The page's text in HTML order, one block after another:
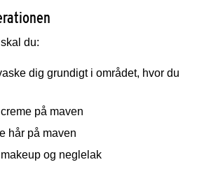
du:
dig grundigt i området, hvor du
på maven
hår på maven
og neglelak